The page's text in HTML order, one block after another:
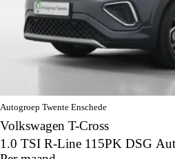
Autogroep Twente Enschede
Volkswagen T-Cross
1.0 TSI R-Line 115PK DSG